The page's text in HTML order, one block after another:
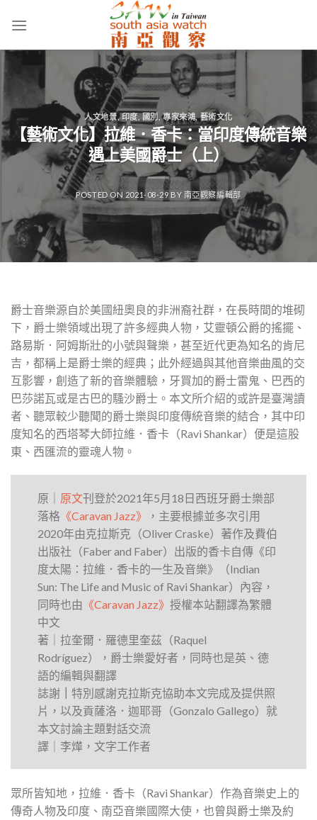
人文地景,印度,國別 ,專家來鴻,藝術文化
【藝術文化】拉維．香卡：當印度傳統音樂
遇上美國爵士（上）
POSTED ON 2021-08-29BY 南亞觀察編輯部
爵士音樂源自於美國紐奧良的非洲裔社群，在長時間的堆砌
下，爵士樂領域出現了許多經典人物， 艾靈頓公爵的搖擺、
路易斯．阿姆斯壯的小號與聲樂，甚至近代更為知名的肯尼
吉，都稱上是爵士樂的經典；此外經過與其他音樂曲風的交
互影響，創造了新的音樂體驗，牙買加的爵士雷鬼、巴西的
巴莎諾瓦或是古巴的騷沙爵士。本文所介紹的或許是臺灣讀
者、聽眾較少聽聞的爵士樂與印度傳統音樂的結合，其中印
度知名的西塔琴大師拉維．香卡（Ravi Shankar）便是這股
東、西匯流的靈魂人物。
原｜ 原文刊登於2021年5月18日西班牙爵士樂部
落格 《Caravan Jazz》
，主要根據並多次引用
2020年由克拉斯克（Oliver Craske）著作及費伯
出版社（Faber and Faber）出版的香卡自傳《印
度太陽：拉維．香卡的一生及音樂》（Indian
Sun: The Life and Music of Ravi Shankar）內容，
同時也由 《Caravan Jazz》 授權本站翻譯為繁體
中文
著｜拉奎爾．羅德里奎茲（Raquel
Rodríguez），爵士樂愛好者，同時也是英、德
語的編輯與翻譯
誌謝
特別感謝克拉斯克協助本文完成及提供照
片，以及貢薩洛．迦耶哥（Gonzalo Gallego）就
本文討論主題對話交流
譯｜李燁，文字工作者
眾所皆知地，拉維．香卡（Ravi Shankar）作為音樂史上的
傳奇人物及印度、南亞音樂國際大使，也曾與爵士樂及約